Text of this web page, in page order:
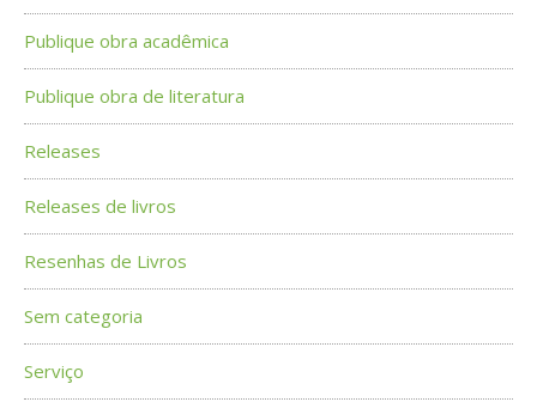
Publique obra acadêmica
Publique obra de literatura
Releases
Releases de livros
Resenhas de Livros
Sem categoria
Serviço